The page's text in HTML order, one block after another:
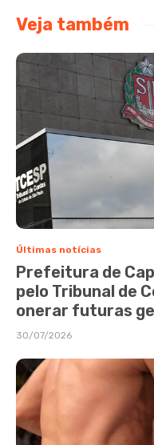
Veja também
Últimas notícias
Prefeitura de
pelo Tribunal de
onerar futuras
30/07/2026